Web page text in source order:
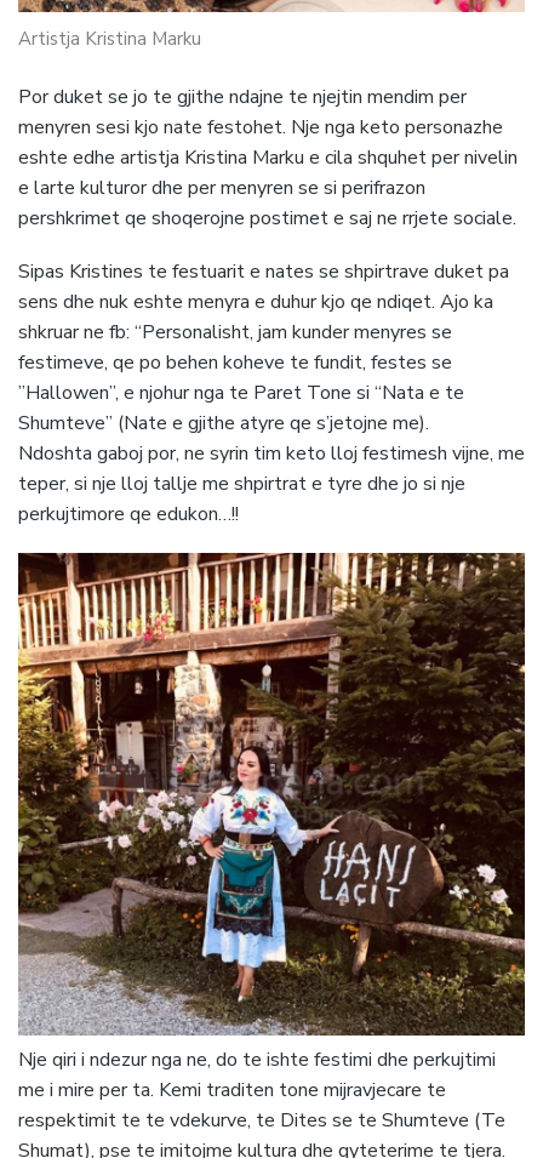
Artistja Kristina Marku
Por duket se jo te gjithe ndajne te njejtin mendim per
menyren sesi kjo nate festohet. Nje nga keto personazhe
eshte edhe artistja Kristina Marku e cila shquhet per nivelin
e larte kulturor dhe per menyren se si perifrazon
pershkrimet qe shoqerojne postimet e saj ne rrjete sociale.
Sipas Kristines te festuarit e nates se shpirtrave duket pa
sens dhe nuk eshte menyra e duhur kjo qe ndiqet. Ajo ka
shkruar ne fb: “Personalisht, jam kunder menyres se
festimeve, qe po behen koheve te fundit, festes se
”Hallowen”, e njohur nga te Paret Tone si “Nata e te
Shumteve” (Nate e gjithe atyre qe s’jetojne me).
Ndoshta gaboj por, ne syrin tim keto lloj festimesh vijne, me
teper, si nje lloj tallje me shpirtrat e tyre dhe jo si nje
perkujtimore qe edukon…!!
Nje qiri i ndezur nga ne, do te ishte festimi dhe perkujtimi
me i mire per ta. Kemi traditen tone mijravjecare te
respektimit te te vdekurve, te Dites se te Shumteve (Te
Shumat), pse te imitojme kultura dhe qyteterime te tjera.